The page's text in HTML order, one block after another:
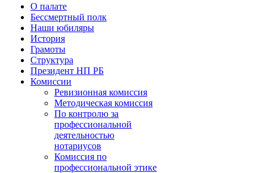
О палате
Бессмертный полк
Наши юбиляры
История
Грамоты
Структура
Президент НП РБ
Комиссии
Ревизионная комиссия
Методическая комиссия
По контролю за
профессиональной
деятельностью
нотариусов
Комиссия по
профессиональной этике